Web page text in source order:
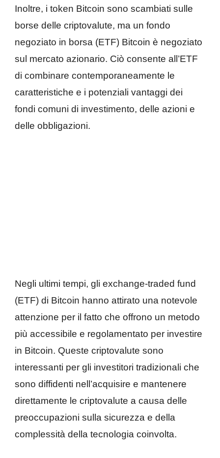
Inoltre, i token Bitcoin sono scambiati sulle
borse delle criptovalute, ma un fondo
negoziato in borsa (ETF) Bitcoin è negoziato
sul mercato azionario. Ciò consente all’ETF
di combinare contemporaneamente le
caratteristiche e i potenziali vantaggi dei
fondi comuni di investimento, delle azioni e
delle obbligazioni.
Negli ultimi tempi, gli exchange-traded fund
(ETF) di Bitcoin hanno attirato una notevole
attenzione per il fatto che offrono un metodo
più accessibile e regolamentato per investire
in Bitcoin. Queste criptovalute sono
interessanti per gli investitori tradizionali che
sono diffidenti nell’acquisire e mantenere
direttamente le criptovalute a causa delle
preoccupazioni sulla sicurezza e della
complessità della tecnologia coinvolta.